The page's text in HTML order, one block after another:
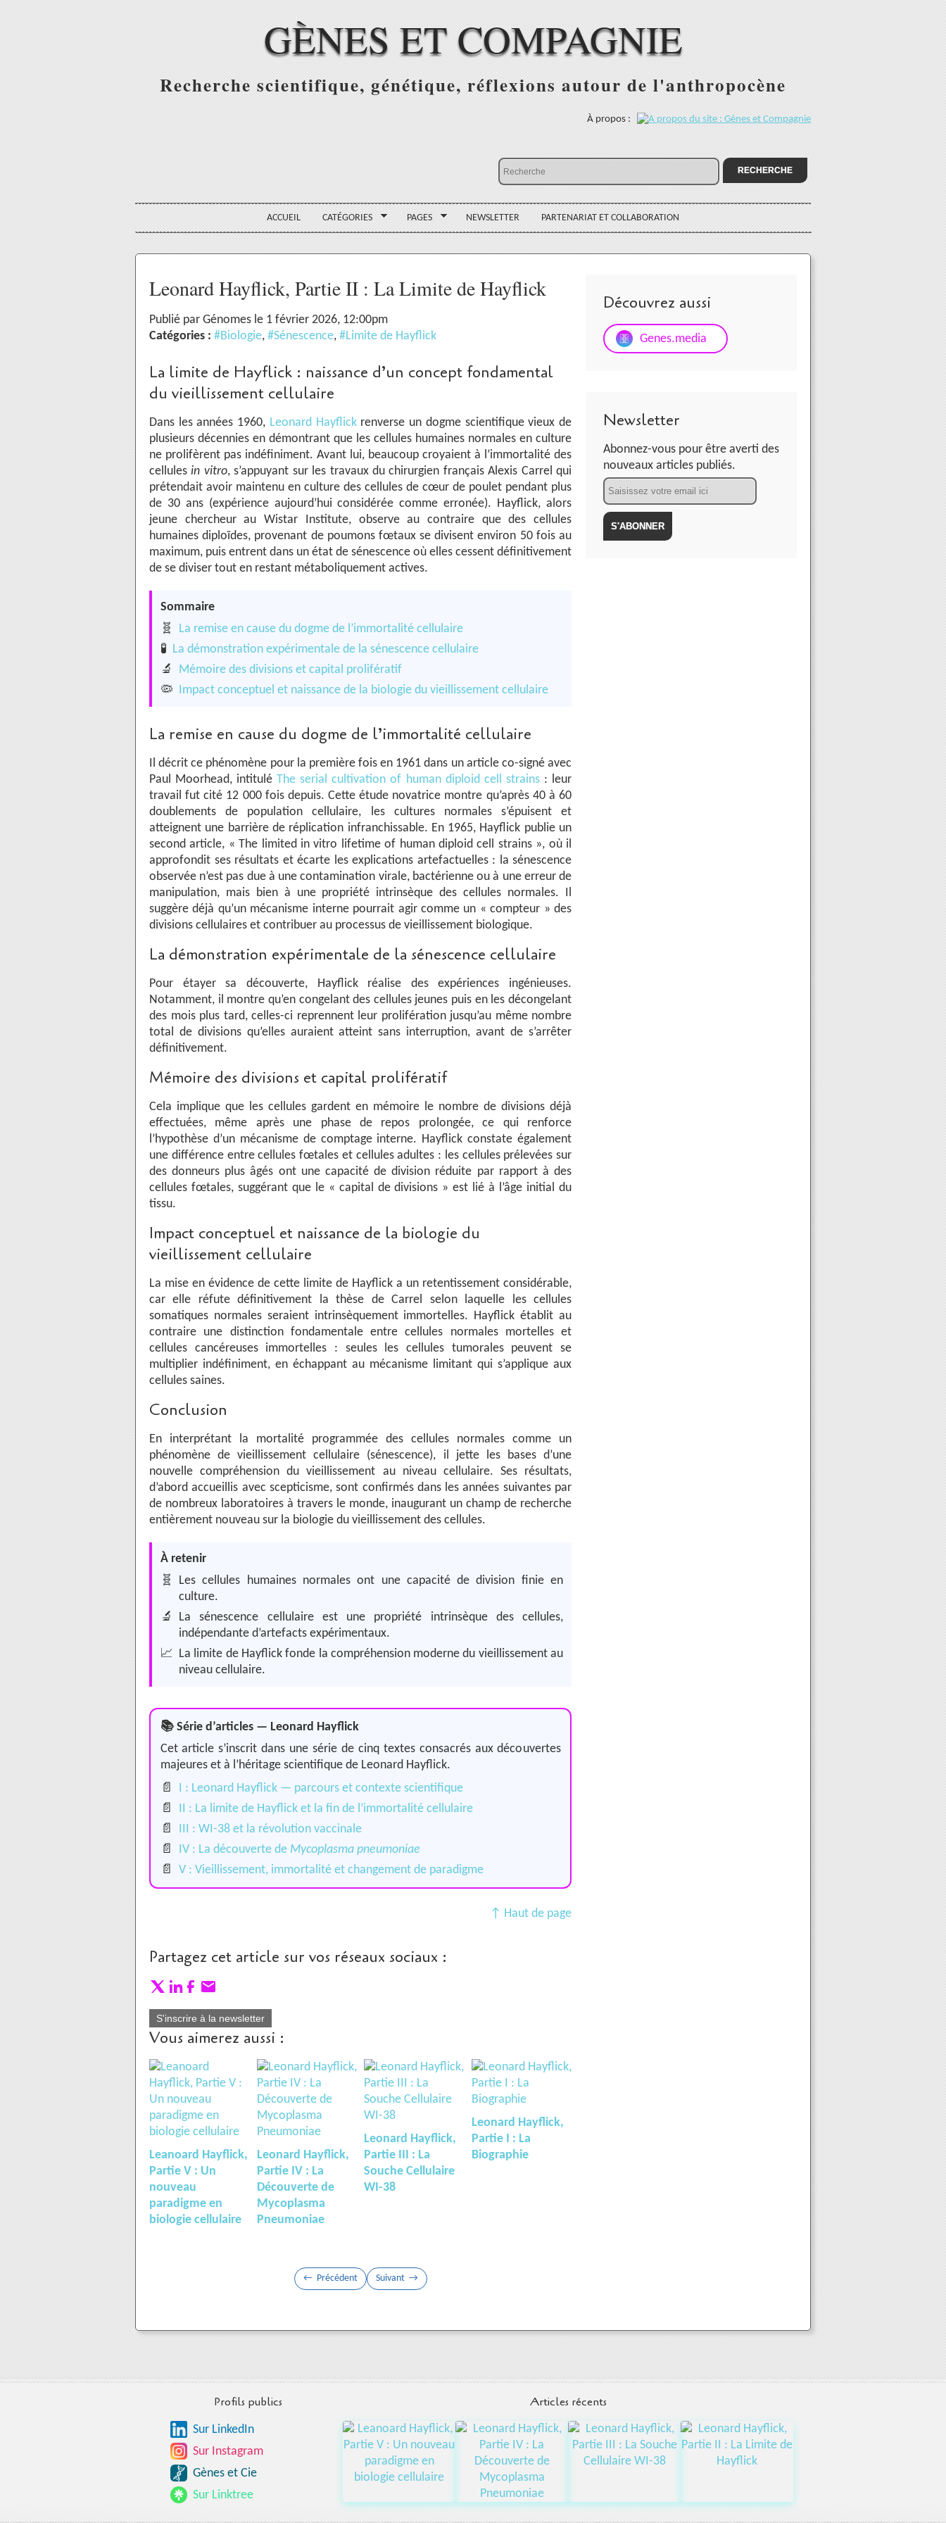
GÈNES ET COMPAGNIE
Recherche scientifique, génétique, réflexions autour de l'anthropocène
À propos :
ACCUEIL CATÉGORIES PAGES NEWSLETTER PARTENARIAT ET COLLABORATION
Leonard Hayflick, Partie II : La Limite de Hayflick
Publié par Génomes le 1 février 2026, 12:00pm
Catégories : #Biologie, #Sénescence, #Limite de Hayflick
La limite de Hayflick : naissance d’un concept fondamental
du vieillissement cellulaire
Dans les années 1960, Leonard Hayflickrenverse un dogme scientifique vieux de
plusieurs décennies en démontrant que les cellules humaines normales en culture
ne prolifèrent pas indéfiniment. Avant lui, beaucoup croyaient à l’immortalité des
cellulesin vitro, s’appuyant sur les travaux du chirurgien français Alexis Carrel qui
prétendait avoir maintenu en culture des cellules de cœur de poulet pendant plus
de 30 ans (expérience aujourd’hui considérée comme erronée). Hayflick, alors
jeune chercheur au Wistar Institute, observe au contraire que des cellules
humaines diploïdes, provenant de poumons fœtaux se divisent environ 50 fois au
maximum, puis entrent dans un état de sénescence où elles cessent définitivement
de se diviser tout en restant métaboliquement actives.
Sommaire
🧬
La remise en cause du dogme de l’immortalité cellulaire
🧪 La démonstration expérimentale de la sénescence cellulaire
🔬
Mémoire des divisions et capital prolifératif
🦠 Impact conceptuel et naissance de la biologie du vieillissement cellulaire
La remise en cause du dogme de l’immortalité cellulaire
Il décrit ce phénomène pour la première fois en 1961 dans un article co-signé avec
Paul Moorhead, intituléThe serial cultivation of human diploid cell strains: leur
travail fut cité 12 000 fois depuis. Cette étude novatrice montre qu’après 40 à 60
doublements de population cellulaire, les cultures normales s’épuisent et
atteignent une barrière de réplication infranchissable. En 1965, Hayflick publie un
second article, « The limited in vitro lifetime of human diploid cell strains », où il
approfondit ses résultats et écarte les explications artefactuelles : la sénescence
observée n’est pas due à une contamination virale, bactérienne ou à une erreur de
manipulation, mais bien à une propriété intrinsèque des cellules normales. Il
suggère déjà qu’un mécanisme interne pourrait agir comme un « compteur » des
divisions cellulaires et contribuer au processus de vieillissement biologique.
La démonstration expérimentale de la sénescence cellulaire
Pour étayer sa découverte, Hayflick réalise des expériences ingénieuses.
Notamment, il montre qu’en congelant des cellules jeunes puis en les décongelant
des mois plus tard, celles-ci reprennent leur prolifération jusqu’au même nombre
total de divisions qu’elles auraient atteint sans interruption, avant de s’arrêter
définitivement.
Mémoire des divisions et capital prolifératif
Cela implique que les cellules gardent en mémoire le nombre de divisions déjà
effectuées, même après une phase de repos prolongée, ce qui renforce
l’hypothèse d’un mécanisme de comptage interne. Hayflick constate également
une différence entre cellules fœtales et cellules adultes : les cellules prélevées sur
des donneurs plus âgés ont une capacité de division réduite par rapport à des
cellules fœtales, suggérant que le « capital de divisions » est lié à l’âge initial du
tissu.
Impact conceptuel et naissance de la biologie du
vieillissement cellulaire
La mise en évidence de cette limite de Hayflick a un retentissement considérable,
car elle réfute définitivement la thèse de Carrel selon laquelle les cellules
somatiques normales seraient intrinsèquement immortelles. Hayflick établit au
contraire une distinction fondamentale entre cellules normales mortelles et
cellules cancéreuses immortelles : seules les cellules tumorales peuvent se
multiplier indéfiniment, en échappant au mécanisme limitant qui s’applique aux
cellules saines.
Conclusion
En interprétant la mortalité programmée des cellules normales comme un
phénomène de vieillissement cellulaire (sénescence), il jette les bases d’une
nouvelle compréhension du vieillissement au niveau cellulaire. Ses résultats,
d’abord accueillis avec scepticisme, sont confirmés dans les années suivantes par
de nombreux laboratoires à travers le monde, inaugurant un champ de recherche
entièrement nouveau sur la biologie du vieillissement des cellules.
À retenir
🧬
Les cellules humaines normales ont une capacité de division finie en
culture.
🔬
La sénescence cellulaire est une propriété intrinsèque des cellules,
indépendante d’artefacts expérimentaux.
📈 La limite de Hayflick fonde la compréhension moderne du vieillissement au
niveau cellulaire.
📚 Série d’articles — Leonard Hayflick
Cet article s’inscrit dans une série de cinq textes consacrés aux découvertes
majeures et à l’héritage scientifique de Leonard Hayflick.
📄
I : Leonard Hayflick — parcours et contexte scientifique
📄
II : La limite de Hayflick et la fin de l’immortalité cellulaire
📄
III : WI-38 et la révolution vaccinale
📄
IV : La découverte de Mycoplasma pneumoniae
📄
V : Vieillissement, immortalité et changement de paradigme
↑ Haut de page
Partagez cet article sur vos réseaux sociaux :
S'inscrire à la newsletter
Vous aimerez aussi :
Leanoard Hayflick,
Partie V : Un
nouveau
paradigme en
biologie cellulaire
Leonard Hayflick,
Partie IV : La
Découverte de
Mycoplasma
Pneumoniae
Leonard Hayflick,
Partie III : La
Souche Cellulaire
WI-38
Leonard Hayflick,
Partie I : La
Biographie
Précédent Suivant
Découvrez aussi
Genes.media
Newsletter
Abonnez-vous pour être averti des
nouveaux articles publiés.
Email
Profils publics
Sur LinkedIn
Sur Instagram
Gènes et Cie
Sur Linktree
Articles récents